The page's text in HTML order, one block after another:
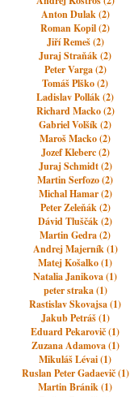
Anton Dulak (2)
Roman Kopil (2)
Jiří Remeš (2)
Juraj Straňák (2)
Peter Varga (2)
Tomáš Plško (2)
Ladislav Pollák (2)
Richard Macko (2)
Gabriel Volšík (2)
Maroš Macko (2)
Jozef Kleberc (2)
Juraj Schmidt (2)
Martin Serfozo (2)
Michal Hamar (2)
Peter Zeleňák (2)
Dávid Tluščák (2)
Martin Gedra (2)
Andrej Majerník (1)
Matej Košalko (1)
Natalia Janikova (1)
peter straka (1)
Rastislav Skovajsa (1)
Jakub Petráš (1)
Eduard Pekarovič (1)
Zuzana Adamova (1)
Mikuláš Lévai (1)
Ruslan Peter Gadaevič (1)
Martin Bránik (1)